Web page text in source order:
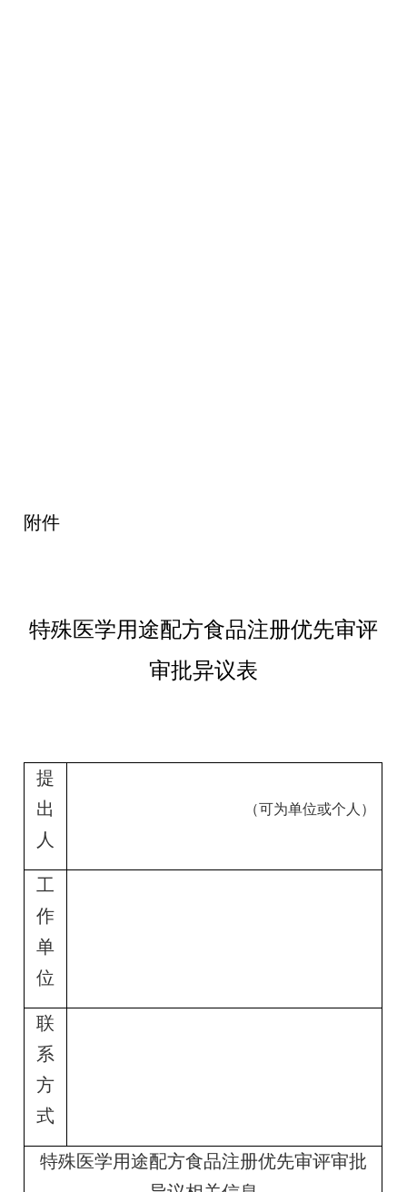
附件
特殊医学用途配方食品注册优先审评
审批异议表
提
出
人
（可为单位或个人）
工
作
单
位
联
系
方
式
特殊医学用途配方食品注册优先审评审批